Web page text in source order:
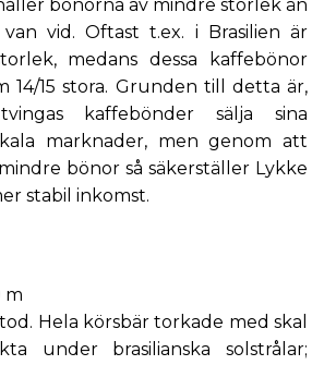
bönorna av mindre storlek än
vid. Oftast t.ex. i Brasilien är
medans dessa kaffebönor
14/15 stora. Grunden till detta är,
kaffebönder sälja sina
marknader, men genom att
bönor så säkerställer Lykke
stabil inkomst.
m
Hela körsbär torkade med skal
under brasilianska solstrålar;